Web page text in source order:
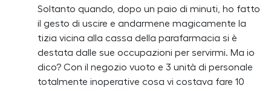
Soltanto quando, dopo un paio di minuti, ho fatto
il gesto di uscire e andarmene magicamente la
tizia vicina alla cassa della parafarmacia si è
destata dalle sue occupazioni per servirmi. Ma io
dico? Con il negozio vuoto e 3 unità di personale
totalmente inoperative cosa vi costava fare 10